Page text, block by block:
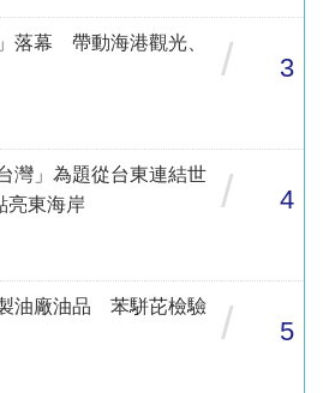
落幕 帶動海港觀光、
/ 3
灣」為題從台東連結世
東海岸
/ 4
油廠油品 苯駢芘檢驗
/ 5